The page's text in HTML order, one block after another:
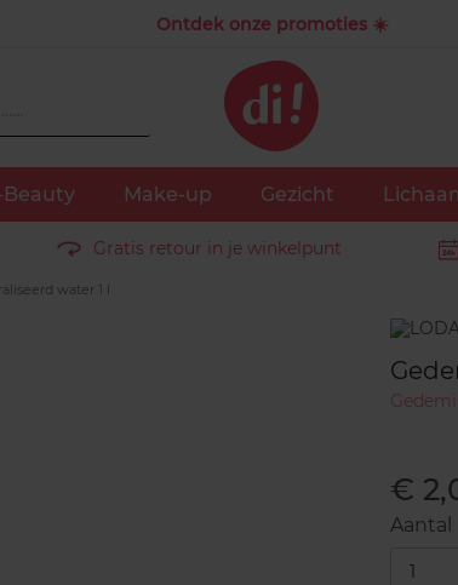
Ontdek onze promoties ☀️
Beauty Make-up Gezicht
Gratis retour in je winkelpunt
water 1 l
Merk
€
Aantal
1